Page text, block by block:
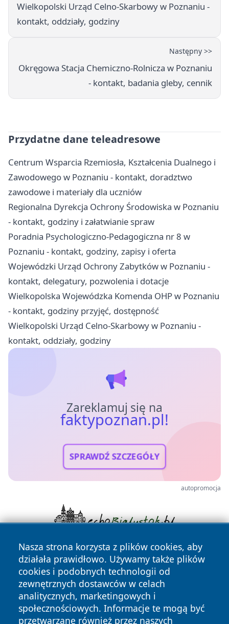
Wielkopolski Urząd Celno-Skarbowy w Poznaniu -
kontakt, oddziały, godziny
Następny >>
Okręgowa Stacja Chemiczno-Rolnicza w Poznaniu
- kontakt, badania gleby, cennik
Przydatne dane teleadresowe
Centrum Wsparcia Rzemiosła, Kształcenia Dualnego i
Zawodowego w Poznaniu - kontakt, doradztwo
zawodowe i materiały dla uczniów
Regionalna Dyrekcja Ochrony Środowiska w Poznaniu
- kontakt, godziny i załatwianie spraw
Poradnia Psychologiczno-Pedagogiczna nr 8 w
Poznaniu - kontakt, godziny, zapisy i oferta
Wojewódzki Urząd Ochrony Zabytków w Poznaniu -
kontakt, delegatury, pozwolenia i dotacje
Wielkopolska Wojewódzka Komenda OHP w Poznaniu
- kontakt, godziny przyjęć, dostępność
Wielkopolski Urząd Celno-Skarbowy w Poznaniu -
kontakt, oddziały, godziny
Zareklamuj się na
faktypoznan.pl!
SPRAWDŹ SZCZEGÓŁY
autopromocja
Nasza strona korzysta z plików cookies, aby
działała prawidłowo. Używamy także plików
cookies i podobnych technologii od
zewnętrznych dostawców w celach
analitycznych, marketingowych i
społecznościowych. Informacje te mogą być
przetwarzane również przez naszych
Copyright © 2026 faktypoznan.pl Wszystkie prawa